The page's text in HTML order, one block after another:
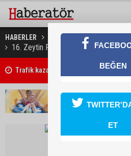
HABERLER KÜLTÜR & SANAT
16. Zeytin Festivali 6-10 Ekim’de
Trafik kazasında 85 yaşındaki Turan
BEĞEN
ET